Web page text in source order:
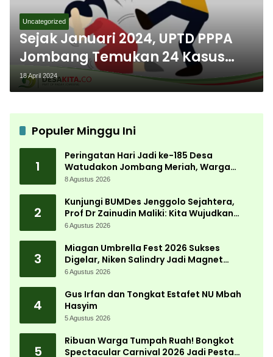
Uncategorized
Sejak Januari 2024, UPTD PPPA
Jombang Temukan 24 Kasus
Kekerasan Terhadap
Perempuan, Ini Penyebabnya
18 April 2024
Populer Minggu Ini
1
Peringatan Hari Jadi ke-185 Desa
Watudakon Jombang Meriah, Warga
Tumpek Blek Padati Karnaval Budaya
8 Agustus 2026
2
Kunjungi BUMDes Jenggolo Sejahtera,
Prof Dr Zainudin Maliki: Kita Wujudkan
Kemandirian Ekonomi dengan Potensi
6 Agustus 2026
3
Miagan Umbrella Fest 2026 Sukses
Digelar, Niken Salindry Jadi Magnet
Ribuan Pengunjung
6 Agustus 2026
4
Gus Irfan dan Tongkat Estafet NU Mbah
Hasyim
5 Agustus 2026
5
Ribuan Warga Tumpah Ruah! Bongkot
Spectacular Carnival 2026 Jadi Pesta